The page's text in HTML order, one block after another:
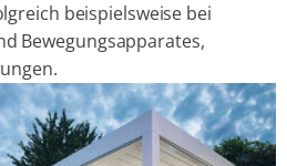
beispielsweise bei
Bewegungsapparates,